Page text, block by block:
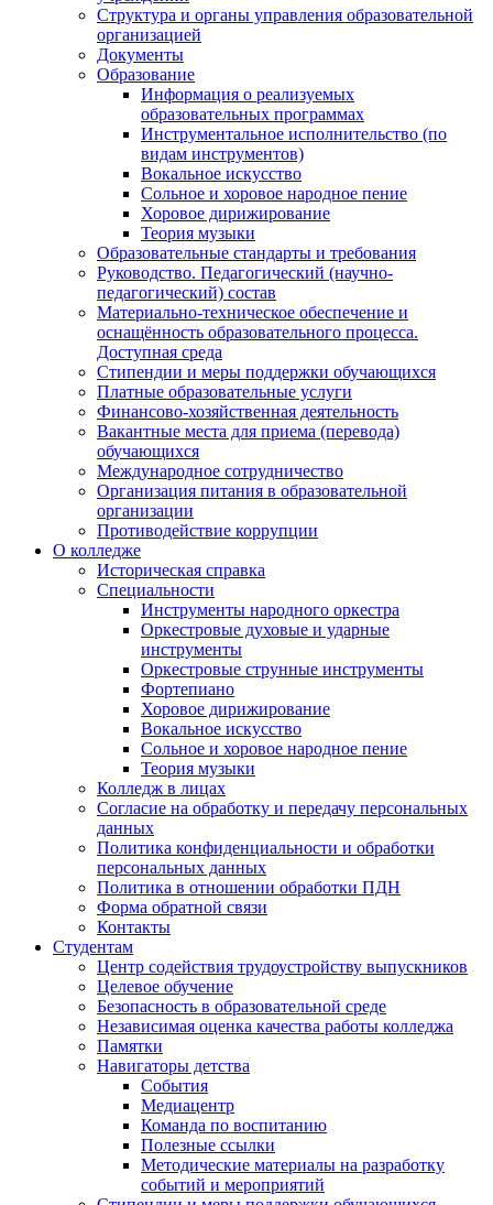
Структура и органы управления образовательной
организацией
Документы
Образование
Информация о реализуемых
образовательных программах
Инструментальное исполнительство (по
видам инструментов)
Вокальное искусство
Сольное и хоровое народное пение
Хоровое дирижирование
Теория музыки
Образовательные стандарты и требования
Руководство. Педагогический (научно-
педагогический) состав
Материально-техническое обеспечение и
оснащённость образовательного процесса.
Доступная среда
Стипендии и меры поддержки обучающихся
Платные образовательные услуги
Финансово-хозяйственная деятельность
Вакантные места для приема (перевода)
обучающихся
Международное сотрудничество
Организация питания в образовательной
организации
Противодействие коррупции
О колледже
Историческая справка
Специальности
Инструменты народного оркестра
Оркестровые духовые и ударные
инструменты
Оркестровые струнные инструменты
Фортепиано
Хоровое дирижирование
Вокальное искусство
Сольное и хоровое народное пение
Теория музыки
Колледж в лицах
Согласие на обработку и передачу персональных
данных
Политика конфиденциальности и обработки
персональных данных
Политика в отношении обработки ПДН
Форма обратной связи
Контакты
Студентам
Центр содействия трудоустройству выпускников
Целевое обучение
Безопасность в образовательной среде
Независимая оценка качества работы колледжа
Памятки
Навигаторы детства
События
Медиацентр
Команда по воспитанию
Полезные ссылки
Методические материалы на разработку
событий и мероприятий